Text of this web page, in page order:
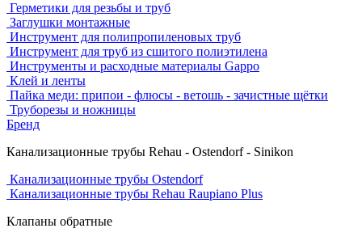
Герметики для резьбы и труб
Заглушки монтажные
Инструмент для полипропиленовых труб
Инструмент для труб из сшитого полиэтилена
Инструменты и расходные материалы Gappo
Клей и ленты
Пайка меди: припои - флюсы - ветошь - зачистные щётки
Труборезы и ножницы
Бренд
Канализационные трубы Rehau - Ostendorf - Sinikon
Канализационные трубы Ostendorf
Канализационные трубы Rehau Raupiano Plus
Клапаны обратные